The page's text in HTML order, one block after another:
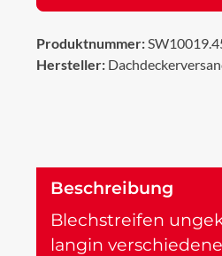
Produktnummer:
Hersteller:
Beschreibung
Blechstreifen
langin